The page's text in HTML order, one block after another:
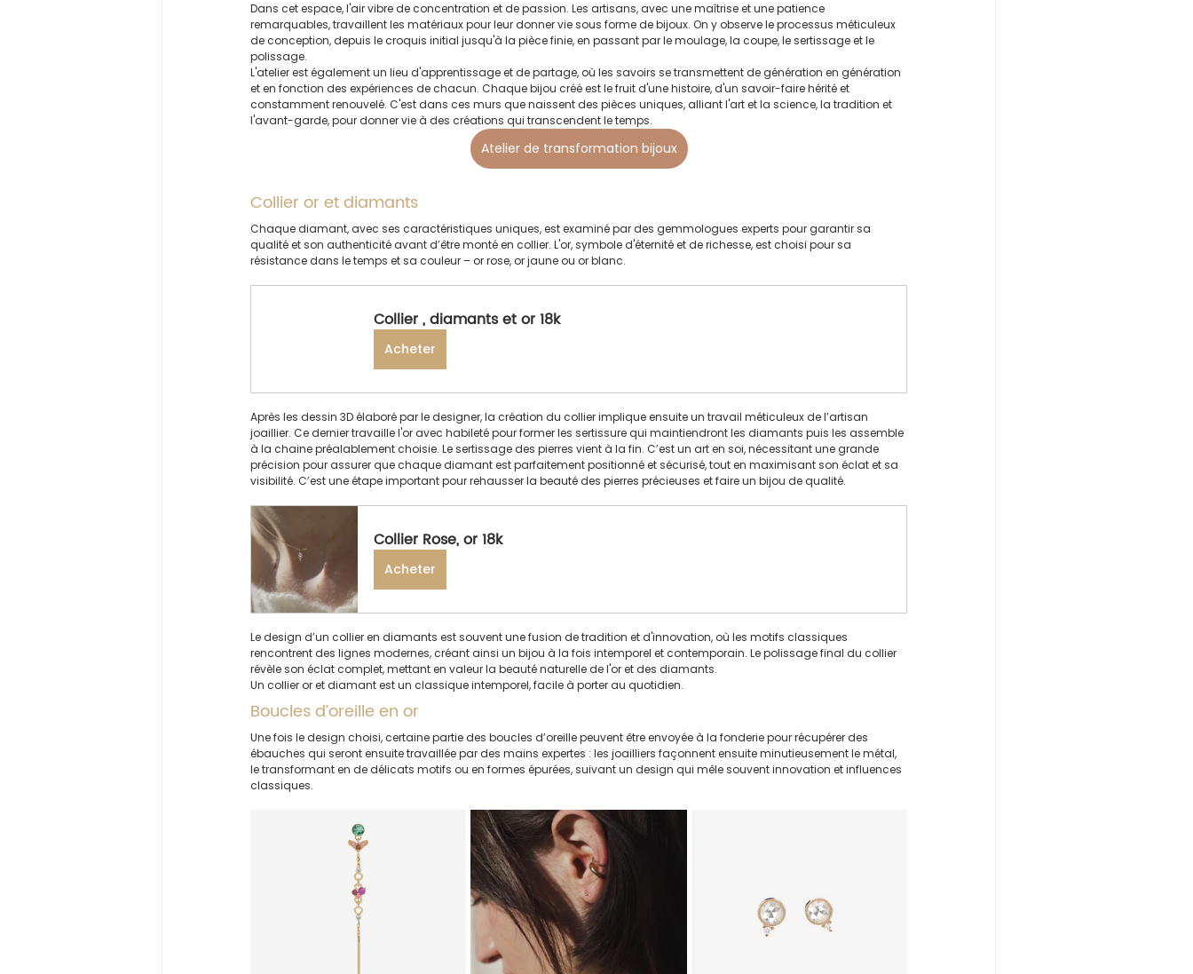
Dans cet espace, l'air vibre de concentration et de passion. Les artisans, avec une maîtrise et une patience
remarquables, travaillent les matériaux pour leur donner vie sous forme de bijoux. On y observe le processus méticuleux
de conception, depuis le croquis initial jusqu'à la pièce finie, en passant par le moulage, la coupe, le sertissage et le
polissage.
L'atelier est également un lieu d'apprentissage et de partage, où les savoirs se transmettent de génération en génération
et en fonction des expériences de chacun. Chaque bijou créé est le fruit d'une histoire, d'un savoir-faire hérité et
constamment renouvelé. C'est dans ces murs que naissent des pièces uniques, alliant l'art et la science, la tradition et
l'avant-garde, pour donner vie à des créations qui transcendent le temps.
Atelier de transformation bijoux
Collier or et diamants
Chaque diamant, avec ses caractéristiques uniques, est examiné par des gemmologues experts pour garantir sa
qualité et son authenticité avant d’être monté en collier. L'or, symbole d'éternité et de richesse, est choisi pour sa
résistance dans le temps et sa couleur – or rose, or jaune ou or blanc.
Collier , diamants et or 18k
Acheter
Après les dessin 3D élaboré par le designer, la création du collier implique ensuite un travail méticuleux de l’artisan
joaillier. Ce dernier travaille l'or avec habileté pour former les sertissure qui maintiendront les diamants puis les assemble
à la chaine préalablement choisie. Le sertissage des pierres vient à la fin. C’est un art en soi, nécessitant une grande
précision pour assurer que chaque diamant est parfaitement positionné et sécurisé, tout en maximisant son éclat et sa
visibilité. C’est une étape important pour rehausser la beauté des pierres précieuses et faire un bijou de qualité.
Collier Rose, or 18k
Acheter
Le design d’un collier en diamants est souvent une fusion de tradition et d'innovation, où les motifs classiques
rencontrent des lignes modernes, créant ainsi un bijou à la fois intemporel et contemporain. Le polissage final du collier
révèle son éclat complet, mettant en valeur la beauté naturelle de l'or et des diamants.
Un collier or et diamant est un classique intemporel, facile à porter au quotidien.
Boucles d’oreille en or
Une fois le design choisi, certaine partie des boucles d’oreille peuvent être envoyée à la fonderie pour récupérer des
ébauches qui seront ensuite travaillée par des mains expertes : les joailliers façonnent ensuite minutieusement le métal,
le transformant en de délicats motifs ou en formes épurées, suivant un design qui mêle souvent innovation et influences
classiques.